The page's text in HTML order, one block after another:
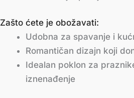
Zašto ćete je obožavati:
Udobna za spavanje i
Romantičan dizajn koji
Idealan poklon za
iznenađenje